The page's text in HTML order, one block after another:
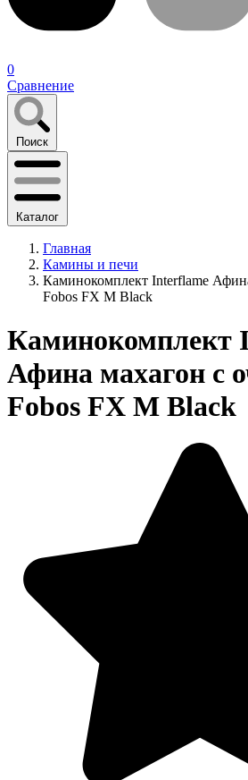
0
Сравнение
Поиск
Каталог
Главная
Камины и печи
Каминокомплект Interflame
Fobos FX M Black
Каминокомплект
Афина махагон с
Fobos FX M Black